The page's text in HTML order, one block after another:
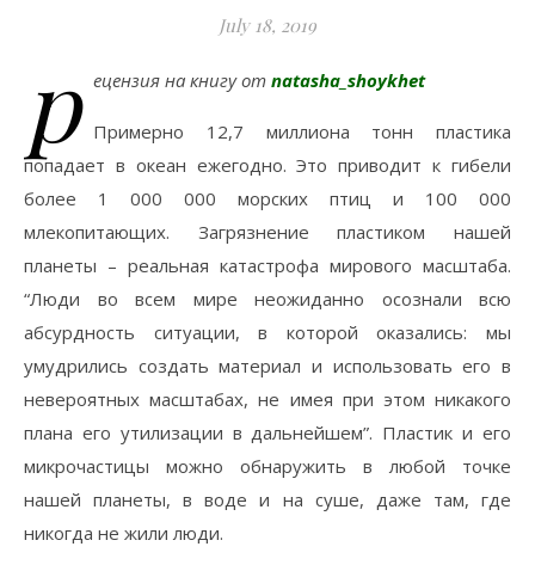
July 18, 2019
р ецензия на книгу от natasha_shoykhet
Примерно 12,7 миллиона тонн пластика
попадает в океан ежегодно. Это приводит к гибели
более 1 000 000 морских птиц и 100 000
млекопитающих. Загрязнение пластиком нашей
планеты – реальная катастрофа мирового масштаба.
“Люди во всем мире неожиданно осознали всю
абсурдность ситуации, в которой оказались: мы
умудрились создать материал и использовать его в
невероятных масштабах, не имея при этом никакого
плана его утилизации в дальнейшем”. Пластик и его
микрочастицы можно обнаружить в любой точке
нашей планеты, в воде и на суше, даже там, где
никогда не жили люди.